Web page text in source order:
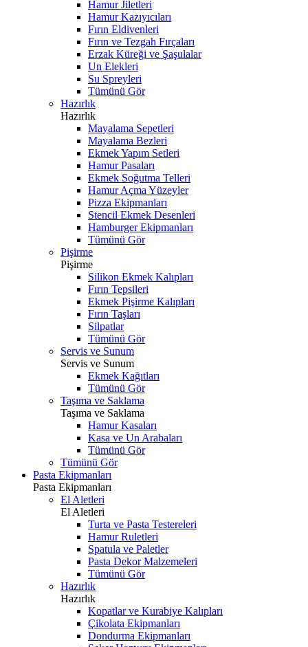
Hamur Jiletleri
Hamur Kazıyıcıları
Fırın Eldivenleri
Fırın ve Tezgah Fırçaları
Erzak Küreği ve Şaşulalar
Un Elekleri
Su Spreyleri
Tümünü Gör
Hazırlık
Hazırlık
Mayalama Sepetleri
Mayalama Bezleri
Ekmek Yapım Setleri
Hamur Pasaları
Ekmek Soğutma Telleri
Hamur Açma Yüzeyler
Pizza Ekipmanları
Stencil Ekmek Desenleri
Hamburger Ekipmanları
Tümünü Gör
Pişirme
Pişirme
Silikon Ekmek Kalıpları
Fırın Tepsileri
Ekmek Pişirme Kalıpları
Fırın Taşları
Silpatlar
Tümünü Gör
Servis ve Sunum
Servis ve Sunum
Ekmek Kağıtları
Tümünü Gör
Taşıma ve Saklama
Taşıma ve Saklama
Hamur Kasaları
Kasa ve Un Arabaları
Tümünü Gör
Tümünü Gör
Pasta Ekipmanları
Pasta Ekipmanları
El Aletleri
El Aletleri
Turta ve Pasta Testereleri
Hamur Ruletleri
Spatula ve Paletler
Pasta Dekor Malzemeleri
Tümünü Gör
Hazırlık
Hazırlık
Kopatlar ve Kurabiye Kalıpları
Çikolata Ekipmanları
Dondurma Ekipmanları